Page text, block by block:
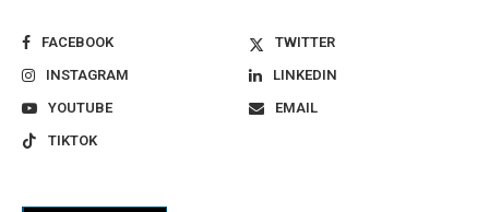
FACEBOOK
TWITTER
INSTAGRAM
LINKEDIN
YOUTUBE
EMAIL
TIKTOK